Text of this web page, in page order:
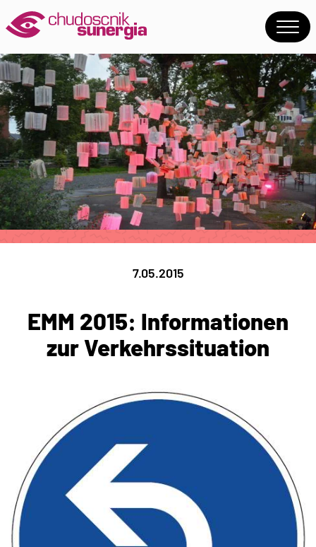
7.05.2015
EMM 2015: Informationen
zur Verkehrssituation